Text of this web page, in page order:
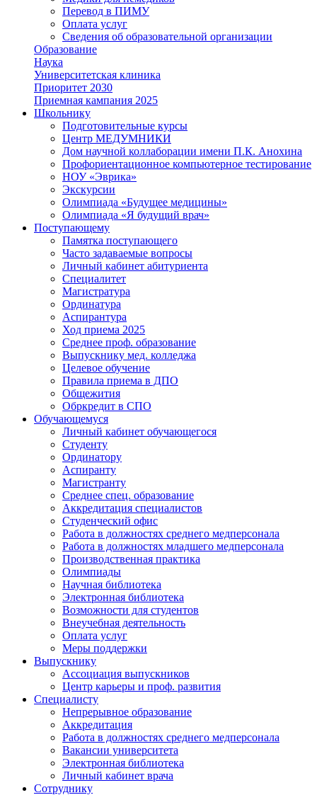
Перевод в ПИМУ
Оплата услуг
Сведения об образовательной организации
Образование
Наука
Университетская клиника
Приоритет 2030
Приемная кампания 2025
Школьнику
Подготовительные курсы
Центр МЕДУМНИКИ
Дом научной коллаборации имени П.К. Анохина
Профориентационное компьютерное тестирование
НОУ «Эврика»
Экскурсии
Олимпиада «Будущее медицины»
Олимпиада «Я будущий врач»
Поступающему
Памятка поступающего
Часто задаваемые вопросы
Личный кабинет абитуриента
Специалитет
Магистратура
Ординатура
Аспирантура
Ход приема 2025
Среднее проф. образование
Выпускнику мед. колледжа
Целевое обучение
Правила приема в ДПО
Общежития
Обркредит в СПО
Обучающемуся
Личный кабинет обучающегося
Студенту
Ординатору
Аспиранту
Магистранту
Среднее спец. образование
Аккредитация специалистов
Студенческий офис
Работа в должностях среднего медперсонала
Работа в должностях младшего медперсонала
Производственная практика
Олимпиады
Научная библиотека
Электронная библиотека
Возможности для студентов
Внеучебная деятельность
Оплата услуг
Меры поддержки
Выпускнику
Ассоциация выпускников
Центр карьеры и проф. развития
Специалисту
Непрерывное образование
Аккредитация
Работа в должностях среднего медперсонала
Вакансии университета
Электронная библиотека
Личный кабинет врача
Сотруднику